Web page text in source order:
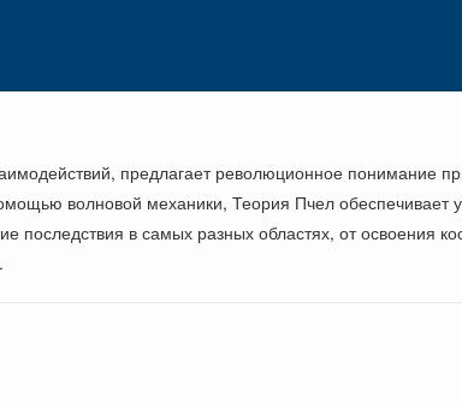
предлагает революционное понимание
волновой механики, Теория Пчел
в самых разных областях, от освоения